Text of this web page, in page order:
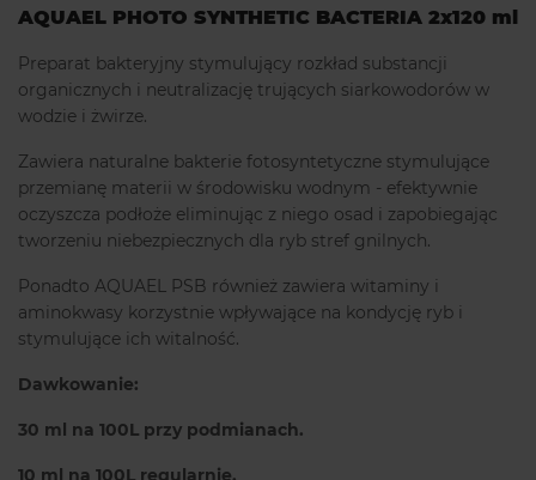
AQUAEL PHOTO SYNTHETIC BACTERIA 2x120 ml
Preparat bakteryjny stymulujący rozkład substancji
organicznych i neutralizację trujących siarkowodorów w
wodzie i żwirze.
Zawiera naturalne bakterie fotosyntetyczne stymulujące
przemianę materii w środowisku wodnym - efektywnie
oczyszcza podłoże eliminując z niego osad i zapobiegając
tworzeniu niebezpiecznych dla ryb stref gnilnych.
Ponadto AQUAEL PSB również zawiera witaminy i
aminokwasy korzystnie wpływające na kondycję ryb i
stymulujące ich witalność.
Dawkowanie:
30 ml na 100L przy podmianach.
10 ml na 100L regularnie.